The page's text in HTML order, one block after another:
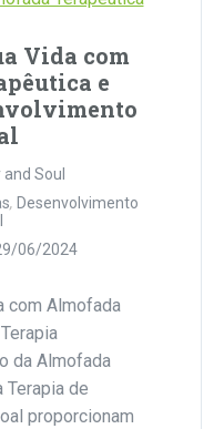
Vida com
e
Soul
, Desenvolvimento
06/2024
com Almofada
da Almofada
Terapia de
proporcionam